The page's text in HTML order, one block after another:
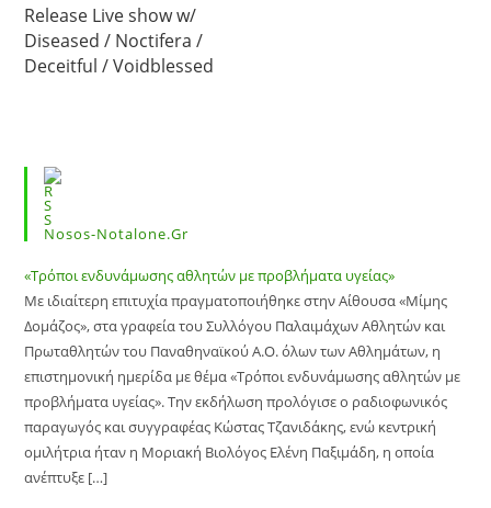
Release Live show w/
Diseased / Noctifera /
Deceitful / Voidblessed
Nosos-Notalone.gr
«Τρόποι ενδυνάμωσης αθλητών με προβλήματα υγείας»
Με ιδιαίτερη επιτυχία πραγματοποιήθηκε στην Αίθουσα «Μίμης
Δομάζος», στα γραφεία του Συλλόγου Παλαιμάχων Αθλητών και
Πρωταθλητών του Παναθηναϊκού Α.Ο. όλων των Αθλημάτων, η
επιστημονική ημερίδα με θέμα «Τρόποι ενδυνάμωσης αθλητών με
προβλήματα υγείας». Την εκδήλωση προλόγισε ο ραδιοφωνικός
παραγωγός και συγγραφέας Κώστας Τζανιδάκης, ενώ κεντρική
ομιλήτρια ήταν η Μοριακή Βιολόγος Ελένη Παξιμάδη, η οποία
ανέπτυξε […]